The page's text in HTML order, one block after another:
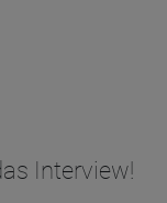
Interview!